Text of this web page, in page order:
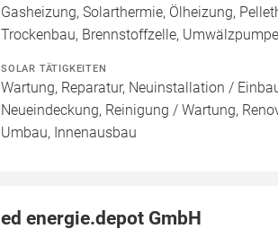
Gasheizung, Solarthermie, Ölheizung,
Trockenbau, Brennstoffzelle, Umwälzpumpe
SOLAR TÄTIGKEITEN
Wartung, Reparatur, Neuinstallation /
Neueindeckung, Reinigung / Wartung,
Umbau, Innenausbau
ed energie.depot GmbH